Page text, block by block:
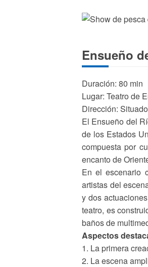
Ensueño
Duración: 80 min
Lugar: Teatro de
Dirección:
El Ensueño del
de los Estados
compuesta por
encanto de
En el escenario
artistas del
y dos
teatro, es
baños de
Aspectos
1. La primera
2. La escena